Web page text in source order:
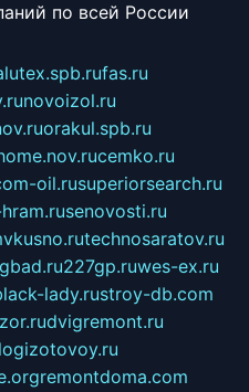
по всей России
fas.ru
novoizol.ru
orakul.spb.ru
cemko.ru
oil.rusuperiorsearch.ru
senovosti.ru
technosaratov.ru
227gp.ruwes-ex.ru
lady.rustroy-db.com
dvigremont.ru
remontdoma.com